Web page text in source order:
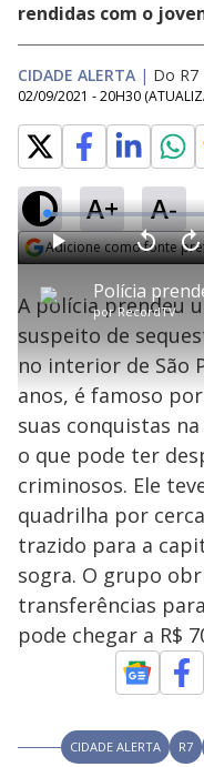
rendidas com o
CIDADE ALERTA | Do R7
02/09/2021 - 20H30
A+ A-
Adicione como fonte
porRecordTV
P V
a
r
0
e
g
n
d
s
A
n
1
s
e
u
n
o
s
M
u
d
o
L
o
a
d
e
3
.
2
7
%
A polícia prendeu
suspeito de
no interior de São
anos, é famoso
suas conquistas
o que pode ter
criminosos. Ele
quadrilha por
trazido para a
sogra. O grupo
transferências
pode chegar a R$
CIDADE ALERTA R7